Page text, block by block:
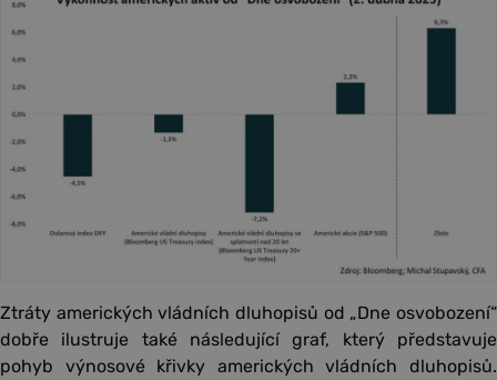
Ztráty amerických vládních dluhopisů od „Dne osvobození“
dobře ilustruje také následující graf, který představuje
pohyb výnosové křivky amerických vládních dluhopisů.